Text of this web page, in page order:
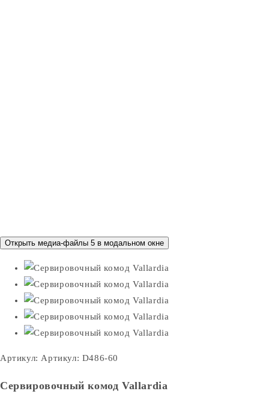
Открыть медиа-файлы 5 в модальном окне
Артикул: Артикул: D486-60
Сервировочный комод Vallardia